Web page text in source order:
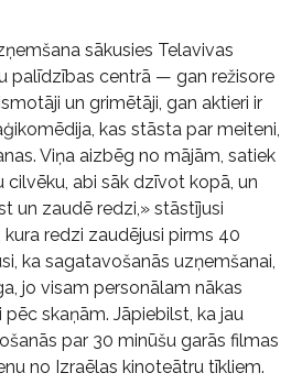
sākusies Telavivas
palīdzības centrā — gan režisore
un grimētāji, gan aktieri ir
kas stāsta par meiteni,
Viņa aizbēg no mājām, satiek
cilvēku, abi sāk dzīvot kopā, un
un zaudē redzi,» stāstījusi
kura redzi zaudējusi pirms 40
ka sagatavošanās uzņemšanai,
jo visam personālam nākas
skaņām. Jāpiebilst, ka jau
par 30 minūšu garās filmas
no Izraēlas kinoteātru tīkliem.